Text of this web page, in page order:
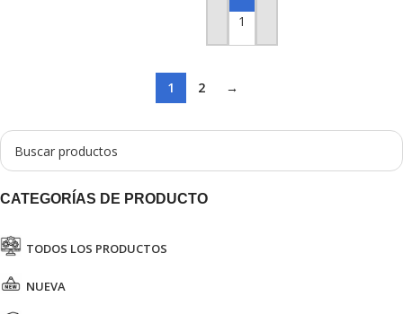
CATEGORÍAS DE PRODUCTO
TODOS LOS PRODUCTOS
NUEVA
AÑADIR AL CARRITO
1 2 →